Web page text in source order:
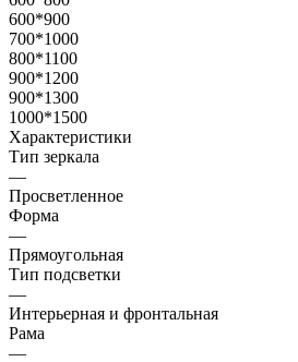
600*900
700*1000
800*1100
900*1200
900*1300
1000*1500
Характеристики
Тип зеркала
—
Просветленное
Форма
—
Прямоугольная
Тип подсветки
—
Интерьерная и фронтальная
Рама
—